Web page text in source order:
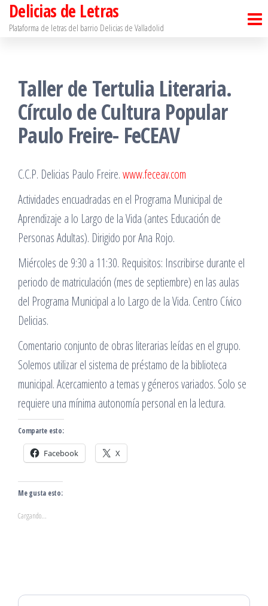
SaltarDelicias de Letras
Plataforma de letras del barrio Delicias de Valladolid
Taller de Tertulia Literaria.
Círculo de Cultura Popular
Paulo Freire- FeCEAV
C.C.P. Delicias Paulo Freire.www.feceav.com
Actividades encuadradas en el Programa Municipal de
Aprendizaje a lo Largo de la Vida (antes Educación de
Personas Adultas). Dirigido por Ana Rojo.
Miércoles de 9:30 a 11:30. Requisitos: Inscribirse durante el
periodo de matriculación (mes de septiembre) en las aulas
del Programa Municipal a lo Largo de la Vida. Centro Cívico
Delicias.
Comentario conjunto de obras literarias leídas en el grupo.
Solemos utilizar el sistema de préstamo de la biblioteca
municipal. Acercamiento a temas y géneros variados. Solo se
requiere una mínima autonomía personal en la lectura.
Comparte esto:
Facebook X
Me gusta esto:
Cargando...